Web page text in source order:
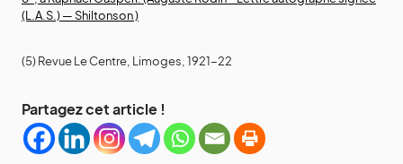
(L.A.S.) — Shiltonson )
(5) Revue Le Centre, Limoges, 1921-22
Partagez cet article !